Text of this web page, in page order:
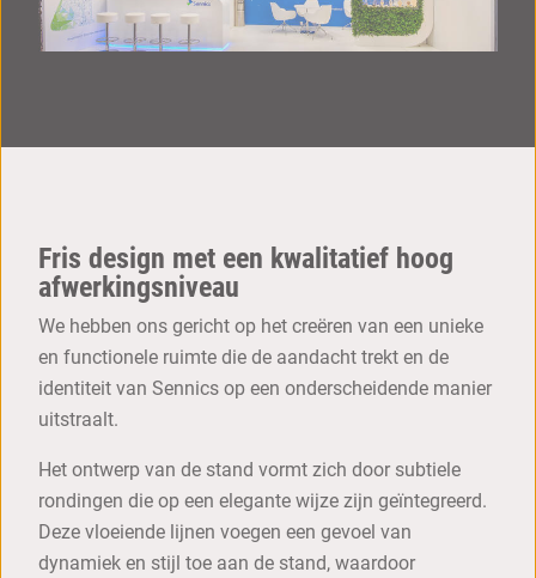
Fris design met een kwalitatief hoog
afwerkingsniveau
We hebben ons gericht op het creëren van een unieke
en functionele ruimte die de aandacht trekt en de
identiteit van Sennics op een onderscheidende manier
uitstraalt.
Het ontwerp van de stand vormt zich door subtiele
rondingen die op een elegante wijze zijn geïntegreerd.
Deze vloeiende lijnen voegen een gevoel van
dynamiek en stijl toe aan de stand, waardoor